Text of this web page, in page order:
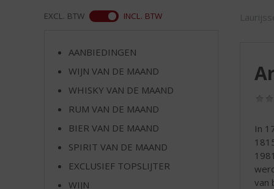
In
van
EXCL. BTW INCL. BTW
AANBIEDINGEN
WIJN VAN DE MAAND
WHISKY VAN DE MAAND
RUM VAN DE MAAND
BIER VAN DE MAAND
SPIRIT VAN DE MAAND
EXCLUSIEF TOPSLIJTER
WIJN